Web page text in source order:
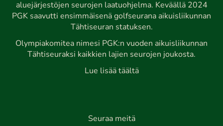
aluejärjestöjen seurojen laatuohjelma. Keväällä 2024
PGK saavutti ensimmäisenä golfseurana aikuisliikunnan
Tähtiseuran statuksen.
Olympiakomitea nimesi PGK:n vuoden aikuisliikunnan
Tähtiseuraksi kaikkien lajien seurojen joukosta.
Lue lisää täältä
Seuraa meitä